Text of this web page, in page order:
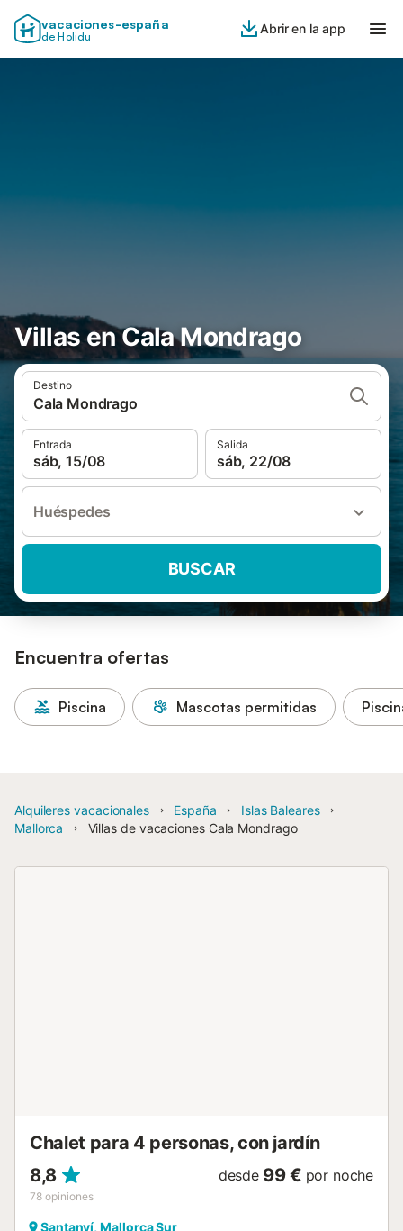
vacaciones-españa
de Holidu
Abrir en la app
Villas en Cala Mondrago
Destino
Cala Mondrago
Entrada
sáb, 15/08
Salida
sáb, 22/08
Huéspedes
BUSCAR
Encuentra ofertas
Piscina Mascotas permitidas
Alquileres vacacionales España
Islas Baleares
Mallorca
Villas de vacaciones Cala Mondrago
Chalet para 4 personas, con jardín
8,8
78 opiniones
desde 99 € por noche
Santanyí, Mallorca Sur